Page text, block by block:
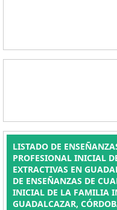
LISTADO DE
PROFESIONAL INICIAL
EXTRACTIVAS EN
DE ENSEÑANZAS DE
INICIAL DE LA FAMILIA
GUADALCAZAR,